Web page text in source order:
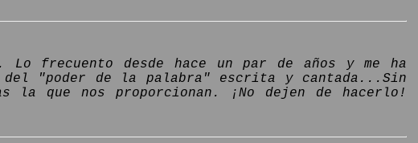
frecuento desde hace un par de años y me ha
del "poder de la palabra" escrita y cantada...Sin
la que nos proporcionan. ¡No dejen de hacerlo!